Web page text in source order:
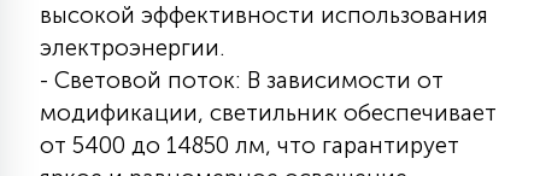
высокой эффективности использования
электроэнергии.
- Световой поток: В зависимости от
модификации, светильник обеспечивает
от 5400 до 14850 лм, что гарантирует